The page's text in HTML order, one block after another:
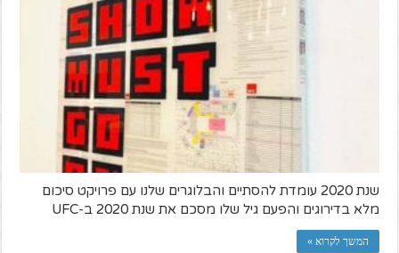
שנת 2020 עומדת להסתיים והבלוגרים שלנו עם פרויקט סיכום
מלא בדירוגים והפעם גיל שלו מסכם את שנת 2020 ב-UFC
המשך לקרוא »